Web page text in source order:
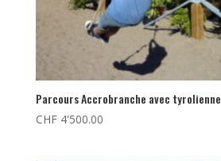
Parcours Accrobranche avec tyrolienne
CHF4'500.00